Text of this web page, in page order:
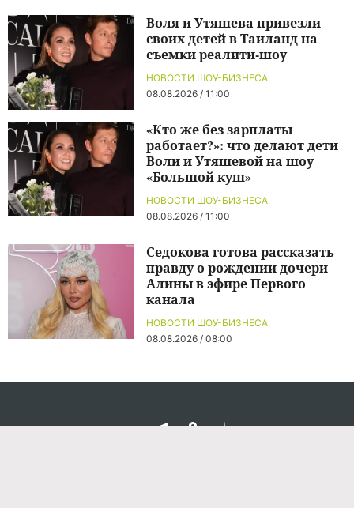
НОВОСТИ ШОУ-БИЗНЕСА
08.08.2026 / 11:00
Воля и Утяшева привезли
своих детей в Таиланд на
съемки реалити-шоу
НОВОСТИ ШОУ-БИЗНЕСА
08.08.2026 / 11:00
«Кто же без зарплаты
работает?»: что делают дети
Воли и Утяшевой на шоу
«Большой куш»
НОВОСТИ ШОУ-БИЗНЕСА
08.08.2026 / 08:00
Седокова готова рассказать
правду о рождении дочери
Алины в эфире Первого
канала